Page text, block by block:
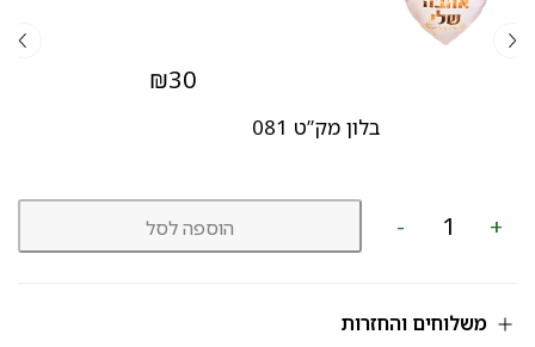
בלון מק”ט 081
₪30
-
כמות
125
+ הוספה לסל
משלוחים והחזרות